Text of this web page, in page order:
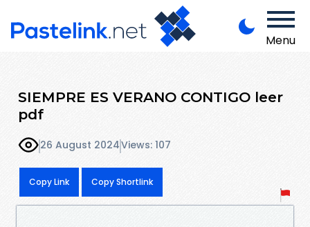
Menu
SIEMPRE ES VERANO CONTIGO leer
pdf
26 August 2024Views: 107
Copy Link Copy Shortlink